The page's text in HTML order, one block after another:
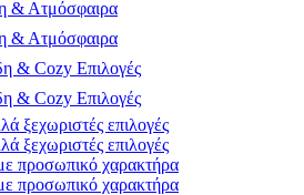
& Ατμόσφαιρα
& Ατμόσφαιρα
& Cozy Επιλογές
& Cozy Επιλογές
ξεχωριστές επιλογές
ξεχωριστές επιλογές
προσωπικό χαρακτήρα
προσωπικό χαρακτήρα